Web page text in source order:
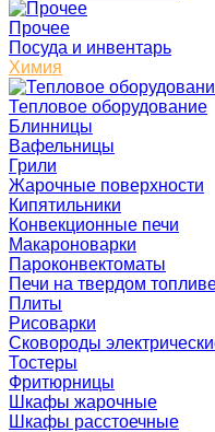
Прочее
Посуда и инвентарь
Химия
Тепловое оборудование
Блинницы
Вафельницы
Грили
Жарочные поверхности
Кипятильники
Конвекционные печи
Макароноварки
Пароконвектоматы
Печи на твердом
Плиты
Рисоварки
Сковороды
Тостеры
Фритюрницы
Шкафы жарочные
Шкафы расстоечные